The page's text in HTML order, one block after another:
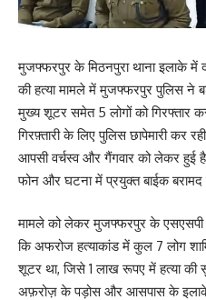
मुजफ्फरपुर के मिठनपुरा थाना इलाके में
की हत्या मामले में मुजफ्फरपुर पुलिस ने
मुख्य शूटर समेत 5 लोगों को गिरफ्तार
गिरफ़्तारी के लिए पुलिस छापेमारी कर
आपसी वर्चस्व और गैंगवार को लेकर हुई
फोन और घटना में प्रयुक्त बाईक बरामद
मामले को लेकर मुजफ्फरपुर के एसएसपी
कि अफरोज हत्याकांड में कुल 7 लोग
शूटर था, जिसे 1 लाख रूपए में हत्या की
अफ़रोज़ के पड़ोस और आसपास के इलाके